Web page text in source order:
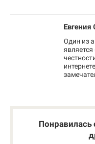
Евгения
Один из
Понравилась